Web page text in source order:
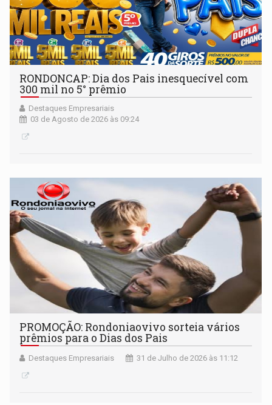
RONDONCAP: Dia dos Pais inesquecível com
300 mil no 5° prêmio
Destaques Empresariais
03 de Agosto de 2026 às 09:24
PROMOÇÃO: Rondoniaovivo sorteia vários
prêmios para o Dias dos Pais
Destaques Empresariais 31 de Julho de 2026 às 11:12